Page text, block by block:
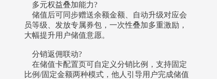
多元权益叠加能力?
储值后可同步赠送余额金额、自动升级对应会
员等级、发放专属券包，一次性叠加多重激励，
大幅提升用户储值意愿。
分销返佣联动?
在储值卡配置页可自定义分销比例，支持固定
比例/固定金额两种模式，他人引导用户完成储值